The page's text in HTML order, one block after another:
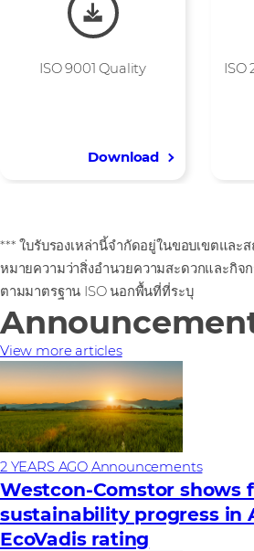
ISO 9001 Quality
Download
ISO
*** ใบรับรองเหล่านี้จำกัดอยู่ในขอบเขตและ
หมายความว่าสิ่งอำนวยความสะดวกและกิจ
ตามมาตรฐาน ISO นอกพื้นที่ที่ระบุ
View more articles
2 YEARS AGO Announcements
Westcon-Comstor shows
sustainability progress in
EcoVadis rating